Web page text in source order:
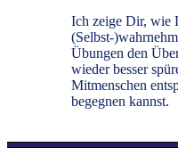
Ich zeige Dir, wie
(Selbst-
Übungen den
wieder besser
Mitmenschen
begegnen kannst.